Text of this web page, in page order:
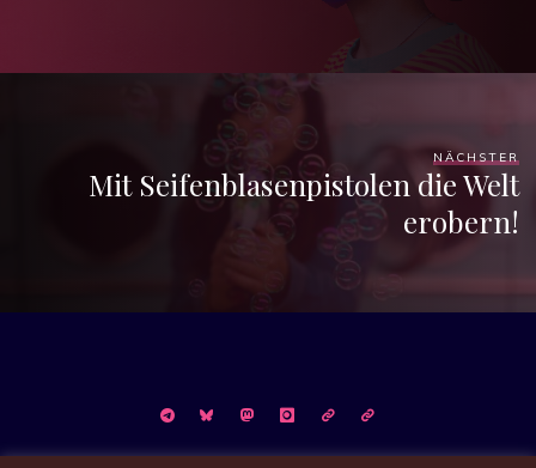
NÄCHSTER
Mit Seifenblasenpistolen die Welt
erobern!